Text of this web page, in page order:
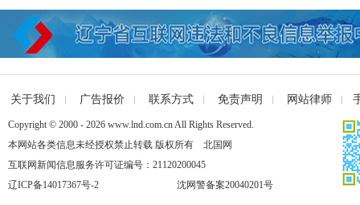
关于我们 广告报价 联系方式 免责声明 网站律师
Copyright © 2000 - 2026 www.lnd.com.cn All Rights Reserved.
本网站各类信息未经授权禁止转载 版权所有 北国网
互联网新闻信息服务许可证编号：21120200045
辽ICP备14017367号-2
沈网警备案20040201号